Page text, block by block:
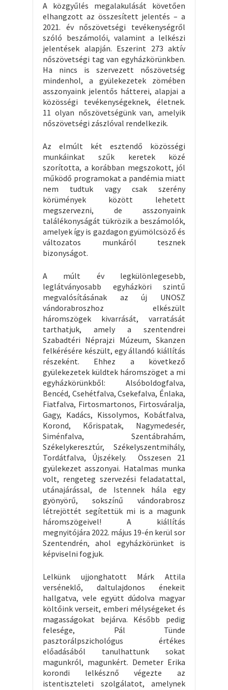
A közgyűlés megalakulását követően
elhangzott az összesített jelentés – a
2021. év nőszövetségi tevékenységről
szóló beszámolói, valamint a lelkészi
jelentések alapján. Eszerint 273 aktív
nőszövetségi tag van egyházkörünkben.
Ha nincs is szervezett nőszövetség
mindenhol, a gyülekezetek zömében
asszonyaink jelentős hátterei, alapjai a
közösségi tevékenységeknek, életnek.
11 olyan nőszövetségünk van, amelyik
nőszövetségi zászlóval rendelkezik.
Az elmúlt két esztendő közösségi
munkáinkat szűk keretek közé
szorította, a korábban megszokott, jól
működő programokat a pandémia miatt
nem tudtuk vagy csak szerény
körümények között lehetett
megszervezni, de asszonyaink
találékonyságát tükrözik a beszámolók,
amelyek így is gazdagon gyümölcsöző és
változatos munkáról tesznek
bizonyságot.
A múlt év legkülönlegesebb,
leglátványosabb egyházköri szintű
megvalósításának az új UNOSZ
vándorabroszhoz elkészült
háromszögek kivarrását, varratását
tarthatjuk, amely a szentendrei
Szabadtéri Néprajzi Múzeum, Skanzen
felkérésére készült, egy állandó kiállítás
részeként. Ehhez a következő
gyülekezetek küldtek háromszöget a mi
egyházkörünkből: Alsóboldogfalva,
Bencéd, Csehétfalva, Csekefalva, Énlaka,
Fiatfalva, Firtosmartonos, Firtosváralja,
Gagy, Kadács, Kissolymos, Kobátfalva,
Korond, Kőrispatak, Nagymedesér,
Siménfalva, Szentábrahám,
Székelykeresztúr, Székelyszentmihály,
Tordátfalva, Újszékely. Összesen 21
gyülekezet asszonyai. Hatalmas munka
volt, rengeteg szervezési feladatattal,
utánajárással, de Istennek hála egy
gyönyörű, sokszínű vándorabrosz
létrejöttét segítettük mi is a magunk
háromszögeivel! A kiállítás
megnyitójára 2022. május 19-én kerül sor
Szentendrén, ahol egyházkörünket is
képviselni fogjuk.
Lelkünk ujjonghatott Márk Attila
verséneklő, daltulajdonos énekeit
hallgatva, vele együtt dúdolva magyar
költőink verseit, emberi mélységeket és
magasságokat bejárva. Később pedig
felesége, Pál Tünde
pasztorálpszichológus értékes
előadásából tanulhattunk sokat
magunkról, magunkért. Demeter Erika
korondi lelkésznő végezte az
istentiszteleti szolgálatot, amelynek